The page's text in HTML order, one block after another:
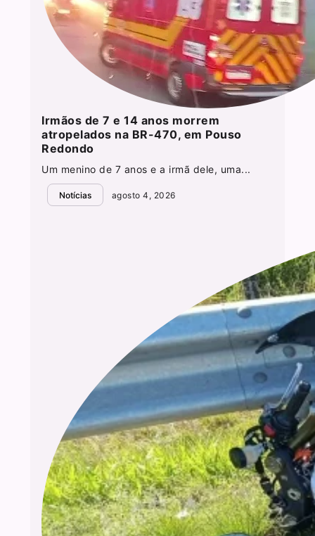
Irmãos de 7 e 14 anos morrem
atropelados na BR-470, em Pouso
Redondo
Um menino de 7 anos e a irmã dele, uma...
Notícias agosto 4, 2026